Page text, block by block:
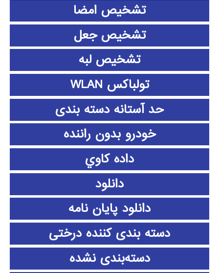
تشخیص امضا
تشخیص جعل
تشخیص لبه
تولباکس WLAN
حد آستانه دسته بندی
خودرو بدون راننده
داده كاوي
دانلود
دانلود پايان نامه
دسته بندی کننده درختی
دسته‌بندی نشده